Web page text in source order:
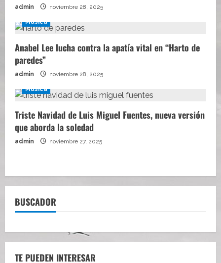
admin noviembre 28, 2025
Música
Anabel Lee lucha contra la apatía vital en “Harto de
paredes”
admin noviembre 28, 2025
Música
Triste Navidad de Luis Miguel Fuentes, nueva versión
que aborda la soledad
admin noviembre 27, 2025
BUSCADOR
TE PUEDEN INTERESAR